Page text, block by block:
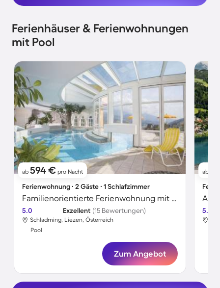
Ferienhäuser & Ferienwohnungen
mit Pool
ab 594 € pro Nacht
Ferienwohnung ∙ 2 Gäste ∙ 1 Schlafzimmer
Familienorientierte Ferienwohnung mit Pool, Whirlpool und Sauna | Skifahren in der Nähe
5.0 Exzellent (15 Bewertungen)
Schladming, Liezen, Österreich
Pool
Zum Angebot
ab
5.0